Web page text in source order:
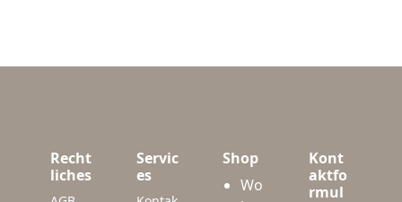
Recht
liches
Servic
es
Shop
Wo
Kont
aktfo
rmul